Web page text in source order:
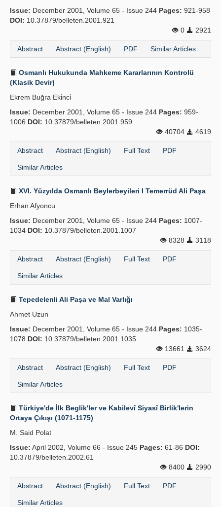
Issue: December 2001, Volume 65 - Issue 244 Pages: 921-958
DOI: 10.37879/belleten.2001.921
0
2921
Abstract Abstract (English) PDF Similar Articles
Osmanlı Hukukunda Mahkeme Kararlarının Kontrolü
(Klasik Devir)
Ekrem Buğra Eki̇nci̇
Issue: December 2001, Volume 65 - Issue 244 Pages: 959-
1006 DOI: 10.37879/belleten.2001.959
40704
4619
Abstract Abstract (English) Full Text PDF
Similar Articles
XVI. Yüzyılda Osmanlı Beylerbeyileri I Temerrüd Ali Paşa
Erhan Afyoncu
Issue: December 2001, Volume 65 - Issue 244 Pages: 1007-
1034 DOI: 10.37879/belleten.2001.1007
8328
3118
Abstract Abstract (English) Full Text PDF
Similar Articles
Tepedelenli Ali Paşa ve Mal Varlığı
Ahmet Uzun
Issue: December 2001, Volume 65 - Issue 244 Pages: 1035-
1078 DOI: 10.37879/belleten.2001.1035
13661
3624
Abstract Abstract (English) Full Text PDF
Similar Articles
Türkiye'de İlk Beglik'ler ve Kabilevî Siyasî Birlik'lerin
Ortaya Çıkışı (1071-1175)
M. Said Polat
Issue: April 2002, Volume 66 - Issue 245 Pages: 61-86 DOI:
10.37879/belleten.2002.61
8400
2990
Abstract Abstract (English) Full Text PDF
Similar Articles